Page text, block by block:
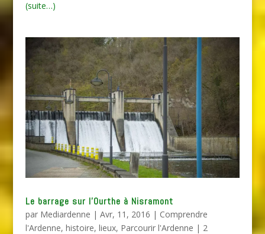
(suite…)
Le barrage sur l’Ourthe à Nisramont
par Mediardenne | Avr, 11, 2016 | Comprendre
l'Ardenne, histoire, lieux, Parcourir l'Ardenne | 2